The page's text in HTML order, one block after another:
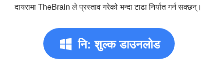
दायरामा TheBrain ले प्रस्ताव गरेको भन्दा टाढा निर्यात गर्न सक्छन्।
नि: शुल्क डाउनलोड